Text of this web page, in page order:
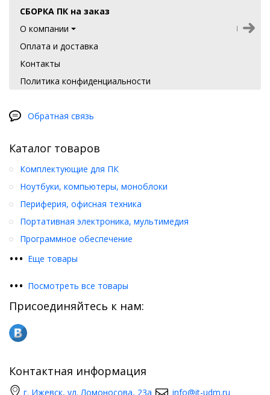
СБОРКА ПК на заказ
О компании
Оплата и доставка
Контакты
Политика конфиденциальности
Обратная связь
Каталог товаров
••• Еще товары
Комплектующие для ПК
Ноутбуки, компьютеры, моноблоки
Периферия, офисная техника
Портативная электроника, мультимедия
Программное обеспечение
••• Посмотреть все товары
Присоединяйтесь к нам:
Контактная информация
г. Ижевск, ул. Ломоносова, 23а info@it-udm.ru